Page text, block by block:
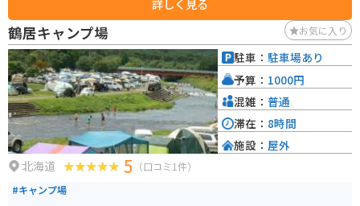
詳しく見る
鶴居キャンプ場 お気に入り
北海道 5 （口コミ1件）
#キャンプ場
駐車： 駐車場あり
予算： 1000円
混雑： 普通
滞在： 8時間
施設： 屋外